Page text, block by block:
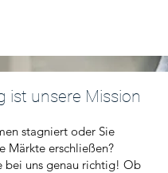
ist unsere Mission
stagniert oder Sie
Märkte erschließen?
bei uns genau richtig! Ob